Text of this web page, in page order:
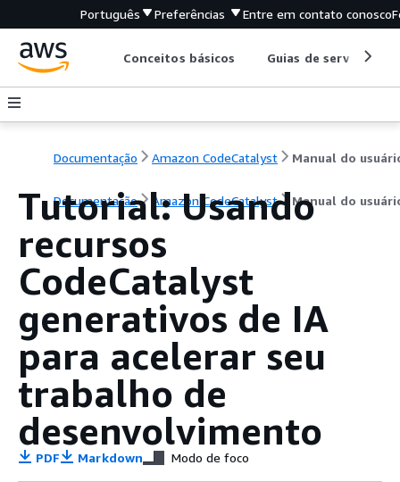
Português Preferências Entre em contato conosco
Conceitos básicos Guias de serviço
Documentação Amazon CodeCatalyst Manual do
Documentação Amazon CodeCatalyst Manual do
Tutorial: Usando
recursos
CodeCatalyst
generativos de IA
para acelerar seu
trabalho de
desenvolvimento
PDF Markdown Modo de foco